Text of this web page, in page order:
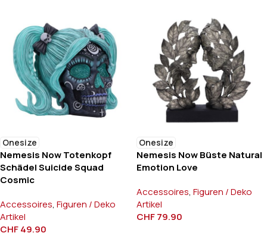
Onesize
Nemesis Now Totenkopf
Schädel Suicide Squad
Cosmic
Accessoires, Figuren / Deko
Artikel
CHF49.90
Onesize
Nemesis Now Büste Natural
Emotion Love
Accessoires, Figuren / Deko
Artikel
CHF79.90